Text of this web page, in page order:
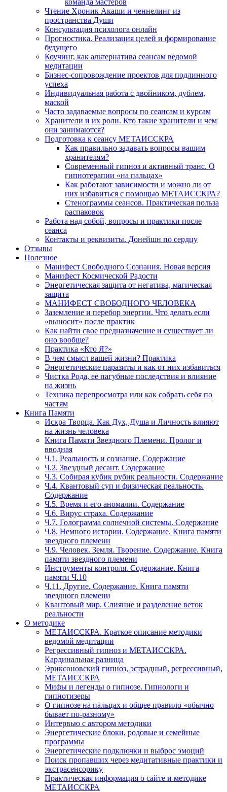
команда мастеров
Чтение Хроник Акаши и ченнелинг из
пространства Души
Консультация психолога онлайн
Прогностика. Реализация целей и формирование
будущего
Коучинг, как альтернатива сеансам ведомой
медитации
Бизнес-сопровождение проектов для подлинного
успеха
Индивидуальная работа с двойником, дублем,
маской
Часто задаваемые вопросы по сеансам и курсам
Хранители и их роли. Кто такие хранители и чем
они занимаются?
Подготовка к сеансу МЕТАИССКРА
Как правильно задавать вопросы вашим
хранителям?
Современный гипноз и активный транс. О
гипнотерапии «на пальцах»
Как работают зависимости и можно ли от
них избавиться с помощью МЕТАИССКРА?
Стенограммы сеансов. Практическая польза
распаковок
Работа над собой, вопросы и практики после
сеанса
Контакты и реквизиты. Донейшн по сердцу
Отзывы
Полезное
Манифест Свободного Сознания. Новая версия
Манифест Космической Радости
Энергетическая защита от негатива, магическая
защита
МАНИФЕСТ СВОБОДНОГО ЧЕЛОВЕКА
Заземление и перебор энергии. Что делать если
«выносит» после практик
Как найти свое предназначение и существует ли
оно вообще?
Практика «Кто Я?»
В чем смысл вашей жизни? Практика
Энергетические паразиты и как от них избавиться
Чистка Рода, ее пагубные последствия и влияние
на жизнь
Техника перепросмотра или как собрать себя по
частям
Книга Памяти
Искра Творца. Как Дух, Душа и Личность влияют
на жизнь человека
Книга Памяти Звездного Племени. Пролог и
вводная
Ч.1. Реальность и сознание. Содержание
Ч.2. Звездный десант. Содержание
Ч.3. Собирая кубик рубик реальности. Содержание
Ч.4. Квантовый суп и физическая реальность.
Содержание
Ч.5. Время и его аномалии. Содержание
Ч.6. Вирус страха. Содержание
Ч.7. Голограмма солнечной системы. Содержание
Ч.8. Немного истории. Содержание. Книга памяти
звездного племени
Ч.9. Человек. Земля. Творение. Содержание. Книга
памяти звездного племени
Инструменты контроля. Содержание. Книга
памяти Ч.10
Ч.11. Другие. Содержание. Книга памяти
звездного племени
Квантовый мир. Слияние и разделение веток
реальности
О методике
МЕТАИССКРА. Краткое описание методики
ведомой медитации
Регрессивный гипноз и МЕТАИССКРА.
Кардинальная разница
Эриксоновский гипноз, эстрадный, регрессивный,
МЕТАИССКРА
Мифы и легенды о гипнозе. Гипнологи и
гипнотизеры
О гипнозе на пальцах и общее правило «обычно
бывает по-разному»
Интервью с автором методики
Энергетические блоки, родовые и семейные
программы
Энергетические подключки и выброс эмоций
Поиск пропавших через медитативные практики и
экстрасенсорику
Практическая информация о сайте и методике
МЕТАИССКРА